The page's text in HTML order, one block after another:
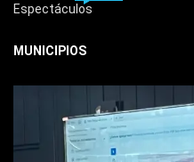
Espectáculos
MUNICIPIOS